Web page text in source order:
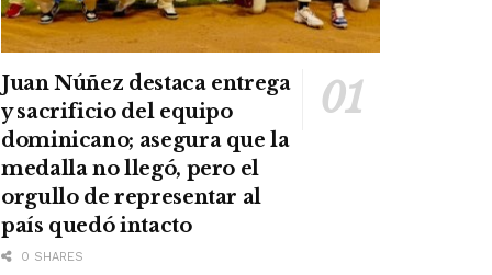
Juan Núñez destaca entrega
y sacrificio del equipo
dominicano; asegura que la
medalla no llegó, pero el
orgullo de representar al
país quedó intacto
0 SHARES